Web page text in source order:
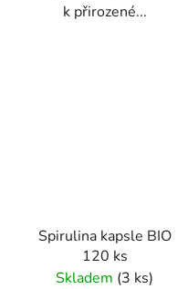
k přirozené...
Spirulina kapsle BIO
120 ks
Skladem (3 ks)